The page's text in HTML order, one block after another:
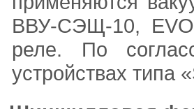
ВВУ-СЭЩ-10,
реле. По
устройствах типа